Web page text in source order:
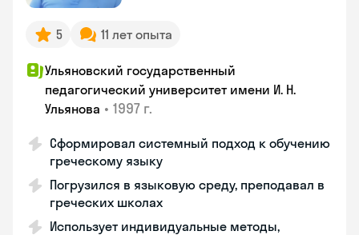
5 11 лет опыта
Ульяновский государственный
педагогический университет имени И. Н.
Ульянова • 1997 г.
Сформировал системный подход к обучению
греческому языку
Погрузился в языковую среду, преподавал в
греческих школах
Использует индивидуальные методы,